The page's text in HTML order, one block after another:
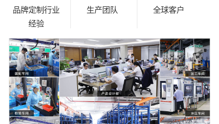
品牌定制行业
经验
生产团队 全球客户
5000+
塑料模具
21000㎡
温州2家+杭州1
家生产工厂